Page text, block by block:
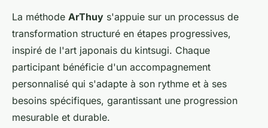
La méthode ArThuy s'appuie sur un processus de
transformation structuré en étapes progressives,
inspiré de l'art japonais du kintsugi. Chaque
participant bénéficie d'un accompagnement
personnalisé qui s'adapte à son rythme et à ses
besoins spécifiques, garantissant une progression
mesurable et durable.